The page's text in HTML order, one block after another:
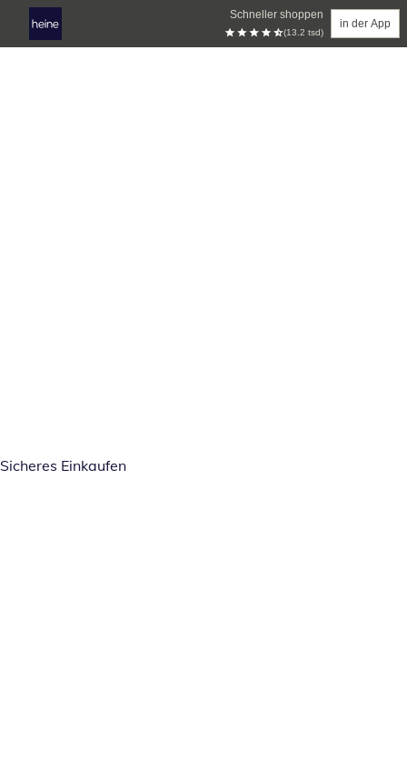
Schneller shoppen
(13.2 tsd)
in der App
Sicheres Einkaufen